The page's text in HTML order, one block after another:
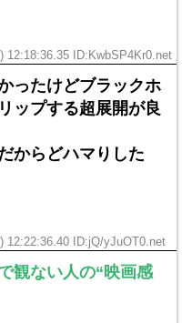
12:18:36.35 ID:KwbSP4Kr0.net
ったけどブラックホ
ップする超展開が良
からどハマりした
12:22:36.40 ID:jQ/yJuOT0.net
観ない人の“映画感